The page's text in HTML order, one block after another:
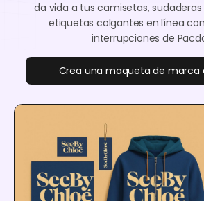
da vida a tus camisetas,
etiquetas colgantes en línea
interrupciones de
Crea una maqueta de marca